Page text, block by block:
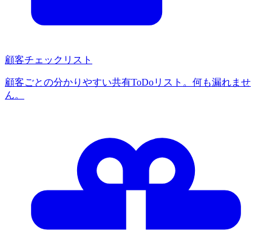
顧客チェックリスト
顧客ごとの分かりやすい共有ToDoリスト。何も漏れませ
ん。